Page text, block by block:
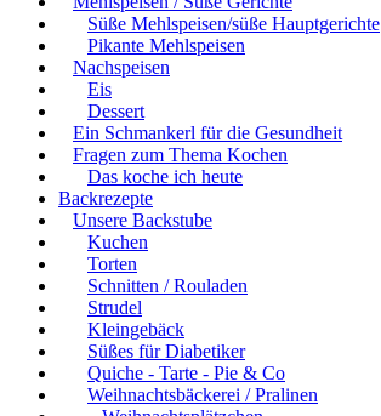
Süße Mehlspeisen/süße Hauptgerichte
Pikante Mehlspeisen
Nachspeisen
Eis
Dessert
Ein Schmankerl für die Gesundheit
Fragen zum Thema Kochen
Das koche ich heute
Backrezepte
Unsere Backstube
Kuchen
Torten
Schnitten / Rouladen
Strudel
Kleingebäck
Süßes für Diabetiker
Quiche - Tarte - Pie & Co
Weihnachtsbäckerei / Pralinen